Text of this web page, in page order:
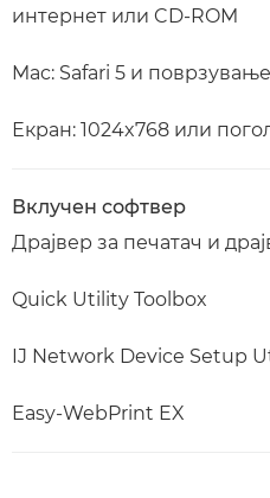
интернет или CD-ROM
Mac: Safari 5 и
Екран: 1024x768 или
Вклучен софтвер
Драјвер за печатач и
Quick Utility Toolbox
IJ Network Device Setup
Easy-WebPrint EX